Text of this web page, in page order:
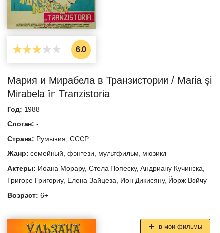
6.0
Мария и Мирабела в Транзистории / Maria şi
Mirabela în Tranzistoria
Год: 1988
Слоган: -
Страна: Румыния СССР
Жанр: семейный фэнтези мультфильм
мюзикл
Актеры: Иоана Морару, Стела Попеску, Андриану Кучинска
Григоре Григориу, Елена Зайцева Ион Дикисяну, Йорж Войчу
Возраст: 6+
в мои фильмы